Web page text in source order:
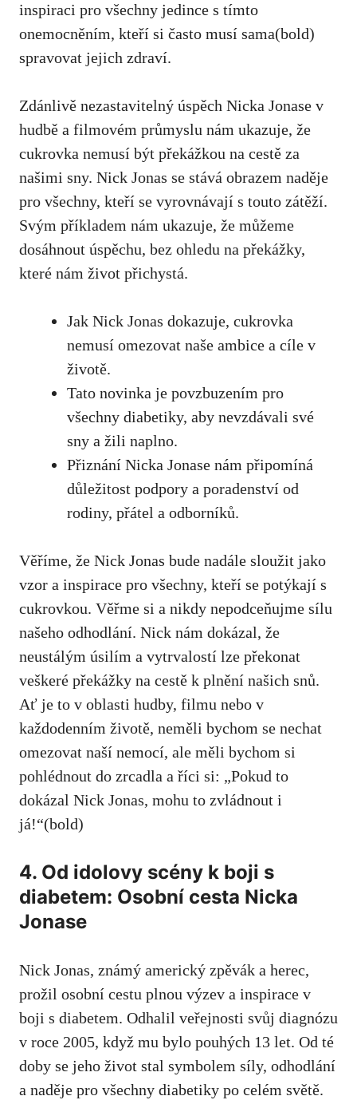
inspiraci pro⁣ všechny jedince s ‌tímto
onemocněním, ⁢kteří‍ si často⁢ musí sama(bold)
spravovat jejich‌ zdraví.
Zdánlivě nezastavitelný​ úspěch ‌Nicka Jonase v
hudbě⁣ a filmovém průmyslu nám ukazuje, že
cukrovka nemusí být překážkou na cestě za
našimi sny. Nick Jonas⁢ se⁣ stává obrazem naděje
‍pro všechny,‍ kteří se vyrovnávají s touto zátěží.
Svým ⁤příkladem nám ukazuje, že můžeme
dosáhnout úspěchu, bez ohledu ⁣na⁢ překážky, ​
které nám⁣ život přichystá.
Jak Nick Jonas ⁤dokazuje, cukrovka
⁢nemusí omezovat naše ambice a​ cíle v
‍životě.
Tato novinka‌ je⁣ povzbuzením‌ pro
všechny diabetiky, aby nevzdávali své
sny a‌ žili​ naplno.
Přiznání Nicka Jonase nám připomíná
důležitost‌ podpory a poradenství od
rodiny,⁣ přátel a odborníků.
Věříme, že⁤ Nick ‌Jonas ​bude nadále sloužit jako​
vzor a inspirace pro všechny, kteří‍ se potýkají s
cukrovkou. Věřme si a nikdy nepodceňujme sílu
⁤našeho odhodlání. Nick ⁢nám dokázal,‌ že
neustálým úsilím​ a vytrvalostí lze překonat
veškeré překážky na ⁤cestě k plnění našich ‌snů.‌
Ať je to v oblasti​ hudby, filmu nebo v
každodenním životě, ⁢neměli ‍bychom⁢ se nechat
omezovat naší nemocí, ale měli ⁤bychom si
pohlédnout do zrcadla a říci si: „Pokud to
dokázal Nick Jonas, ‍mohu to zvládnout i
já!“(bold)
4. Od idolovy ‌scény ‍k boji s
diabetem:​ Osobní cesta Nicka
⁣Jonase
Nick Jonas, známý americký zpěvák a herec,
prožil osobní ​cestu plnou‍ výzev a inspirace v
boji s ‍diabetem. Odhalil veřejnosti svůj diagnózu
v roce 2005, když mu bylo pouhých‍ 13 let. Od ⁢té
doby se ⁢jeho život stal symbolem síly, odhodlání
a naděje pro všechny ‍diabetiky po celém světě.